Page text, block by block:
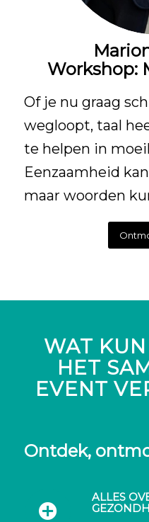
Workshop:
Of je nu graag
wegloopt, taal
te helpen in
Eenzaamheid
maar woorden
WAT
HET
EVENT
Ontdek,
ALLES